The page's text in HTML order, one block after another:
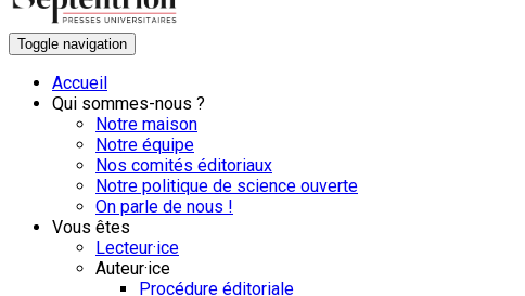
Toggle navigation
Accueil
Qui sommes-nous ?
Notre maison
Notre équipe
Nos comités éditoriaux
Notre politique de science ouverte
On parle de nous !
Vous êtes
Lecteur·ice
Auteur·ice
Procédure éditoriale